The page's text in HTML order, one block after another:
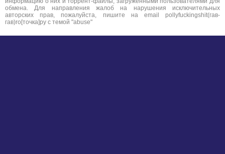
обмена. Для направления жалоб на нарушения исключительных
авторских прав, пожалуйста, пишите на email pollyfuckingshit(гав-
гав)ro[точка]ру с темой "abuse"